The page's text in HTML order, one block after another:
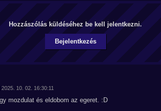
Hozzászólás küldéséhez be kell jelentkezni.
Bejelentkezés
10. 02. 16:30:11
mozdulat és eldobom az egeret. :D